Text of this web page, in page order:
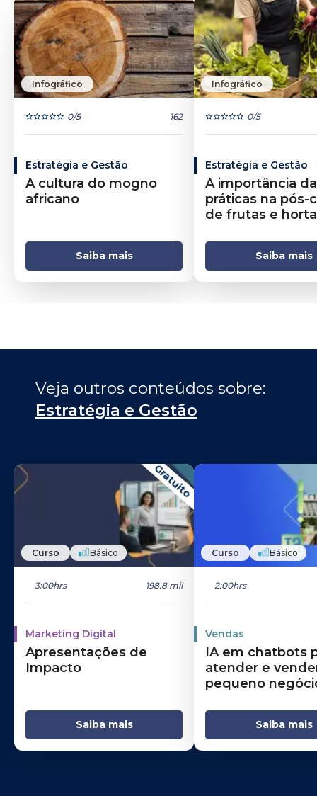
Infográfico
0/5 162
Estratégia e Gestão
A cultura do mogno
africano
Saiba mais
Infográfico
0/5
Estratégia e Gestão
A importância
práticas na pós-
de frutas e
Saiba mais
Estratégia e Gestão
Gratuito
Curso Básico
3:00hrs 198.8 mil
Marketing Digital
Apresentações de
Impacto
Saiba mais
Curso Básico
2:00hrs
Vendas
IA em chatbots
atender e
pequeno
Saiba mais